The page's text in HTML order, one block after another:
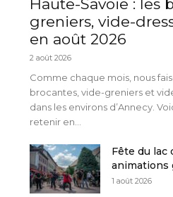
Haute-Savoie : les
greniers, vide-
en août 2026
2 août 2026
Comme chaque mois, nous
brocantes, vide-greniers et
dans les environs d’Annecy.
retenir en...
Fête du lac
animations
1 août 2026